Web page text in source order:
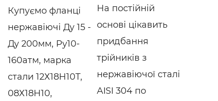
Купуємо фланці
нержавіючі Ду 15 -
Ду 200мм, Ру10-
160атм, марка
стали 12Х18Н10Т,
08Х18Н10,
На постійній
основі цікавить
придбання
трійників з
нержавіючої сталі
AISI 304 по